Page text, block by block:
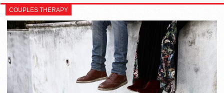
COUPLES THERAPY